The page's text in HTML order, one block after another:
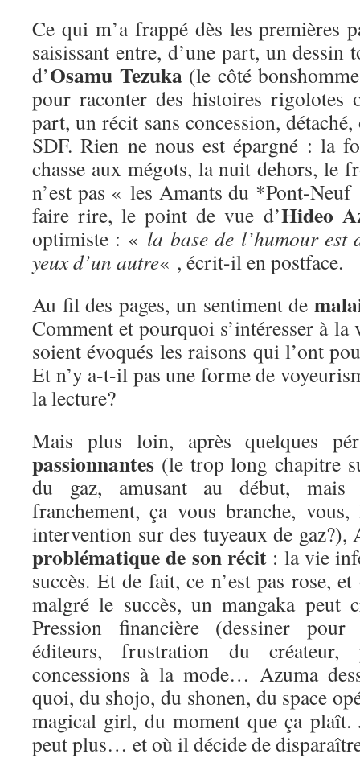
Ce qui m’a frappé dès les premières
saisissant entre, d’une part, un dessin
d’Osamu Tezuka(le côté
pour raconter des histoires rigolotes
part, un récit sans concession,
SDF. Rien ne nous est épargné : la
chasse aux mégots, la nuit dehors, le
n’est pas « les Amants du *Pont-
faire rire, le point de vue d’Hideo
optimiste : « la base de l’humour est
yeux d’un autre« , écrit-il en postface.
Au fil des pages, un sentiment de
Comment et pourquoi s’intéresser à la
soient évoqués les raisons qui l’ont
Et n’y a-t-il pas une forme de
la lecture?
Mais plus loin, après quelques
passionnantes (le trop long chapitre
du gaz, amusant au début,
franchement, ça vous branche,
intervention sur des tuyeaux de gaz?),
problématique de son récit: la vie
succès. Et de fait, ce n’est pas rose,
malgré le succès, un mangaka peut
Pression financière (dessiner
éditeurs, frustration du créateur,
concessions à la mode… Azuma
quoi, du shojo, du shonen, du space
magical girl, du moment que ça plaît.
peut plus… et où il décide de